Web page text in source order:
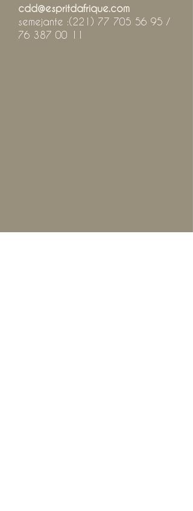
cdd@espritdafrique.com
semejante :(221) 77 705 56 95 /
76 387 00 11